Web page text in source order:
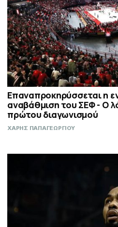
Επαναπροκηρύσσεται η
αναβάθμιση του ΣΕΦ - Ο
πρώτου διαγωνισμού
ΧΑΡΗΣ ΠΑΠΑΓΕΩΡΓΙΟΥ